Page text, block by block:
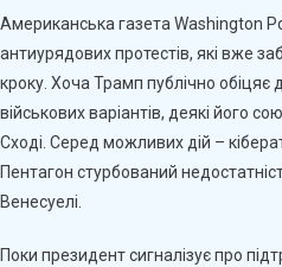
Американська газета Washington
антиурядових протестів, які вже
кроку. Хоча Трамп публічно
військових варіантів, деякі його
Сході. Серед можливих дій –
Пентагон стурбований
Венесуелі.
Поки президент сигналізує про